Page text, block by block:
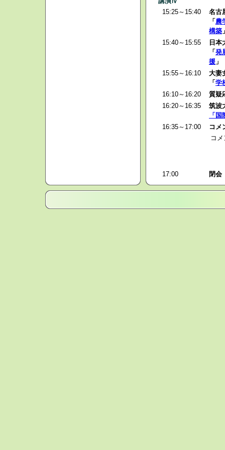
15:25～15:40
名古
「 農
構築
15:40～15:55
日本
「 発
援 」
15:55～16:10
大妻
「 学
16:10～16:20
質疑
16:20～16:35
筑波
「
16:35～17:00
コメ
コ
17:00 閉会